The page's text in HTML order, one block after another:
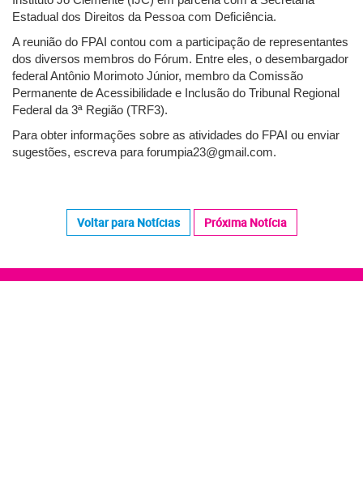
Estadual dos Direitos da Pessoa com Deficiência.
A reunião do FPAI contou com a participação de representantes
dos diversos membros do Fórum. Entre eles, o desembargador
federal Antônio Morimoto Júnior, membro da Comissão
Permanente de Acessibilidade e Inclusão do Tribunal Regional
Federal da 3ª Região (TRF3).
Para obter informações sobre as atividades do FPAI ou enviar
sugestões, escreva paraforumpia23@gmail.com.
Voltar para Notícias Próxima Notícia